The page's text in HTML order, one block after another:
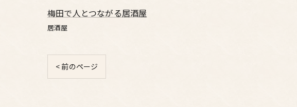
梅田で人とつながる居酒屋
居酒屋
< 前のページ